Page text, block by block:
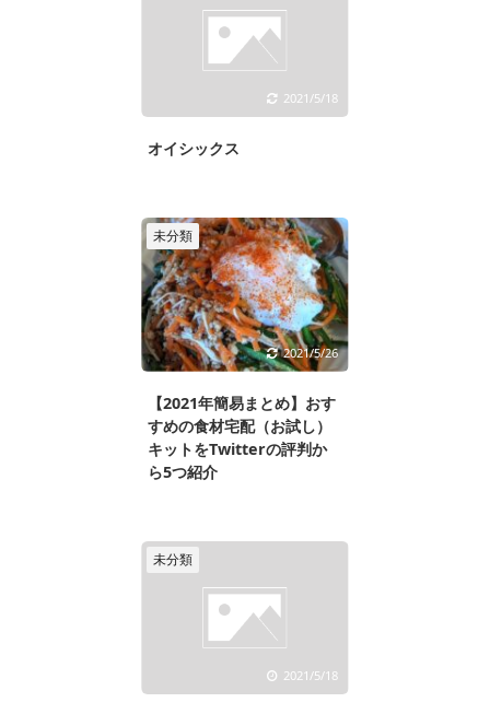
2021/5/18
オイシックス
未分類
2021/5/26
【2021年簡易まとめ】おす
すめの食材宅配（お試し）
キットをTwitterの評判か
ら5つ紹介
未分類
2021/5/18